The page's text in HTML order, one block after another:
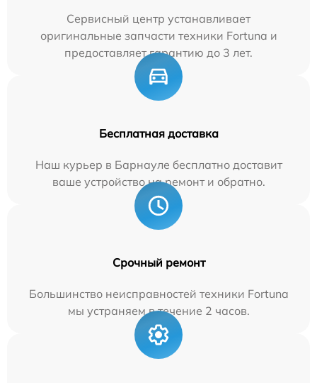
Сервисный центр устанавливает
оригинальные запчасти техники Fortuna и
предоставляет гарантию до 3 лет.
Бесплатная доставка
Наш курьер в Барнауле бесплатно доставит
ваше устройство на ремонт и обратно.
Срочный ремонт
Большинство неисправностей техники Fortuna
мы устраняем в течение 2 часов.